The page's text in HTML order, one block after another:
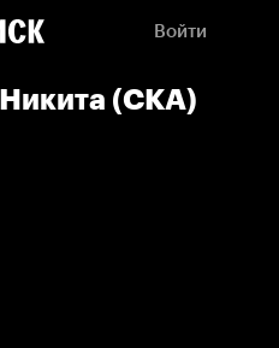
Войти
(СКА)